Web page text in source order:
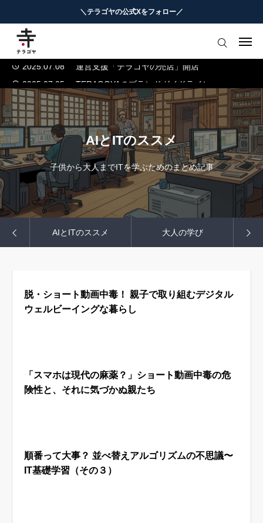
＼テラゴヤの公式Xをフォロー／
2025.07.04
テラゴヤ正式公開のお知らせ
2024.01.23
2025.07.08
運営支援「テラゴヤの売店」開店
2025.07.04
テラゴヤ正式公開のお知らせ
2024.01.23
テラゴヤβ版公開のお知らせ
2025.07.08
運営支援「テラゴヤの売店」開店
2025.07.05
TERAGOYAのブランドガイドライン
AIとITのススメ
子供から大人までITを学ぶためのまとめ記事
視座 AIとITのススメ 大人の学び
脱・ショート動画中毒！ 親子で取り組むデジタル
ウェルビーイングな暮らし
「スマホは現代の麻薬？」ショート動画中毒の危
険性と、それに気づかぬ親たち
順番って大事？ 並べ替えアルゴリズムの不思議〜
IT基礎学習（その３）
はじめての方へ
教育ニュースまとめ
ヨミモノ・特集
マナビ・学習攻略
お役立ちリンク集
テラゴヤ週報
はじめての方へ 運営会社